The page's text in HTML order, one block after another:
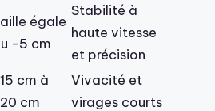
égale
-5 cm
Stabilité à
haute vitesse
et précision
cm à
cm
Vivacité et
virages courts